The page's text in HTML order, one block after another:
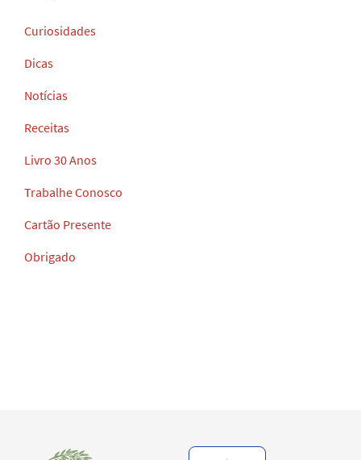
Curiosidades
Dicas
Notícias
Receitas
Livro 30 Anos
Trabalhe Conosco
Cartão Presente
Obrigado